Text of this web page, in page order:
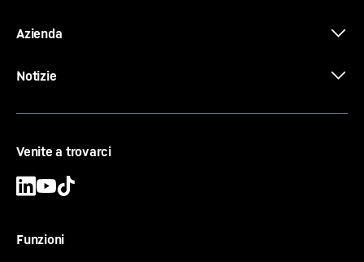
Consumo medio di carburante
Ore di funzionamento all'anno
Prezzo del carburante in €/l
Azienda
Notizie
Venite a trovarci
Funzioni